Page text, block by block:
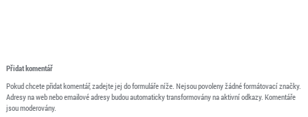
Přidat komentář
Pokud chcete přidat komentář, zadejte jej do formuláře níže. Nejsou povoleny žádné formátovací značky.
Adresy na web nebo emailové adresy budou automaticky transformovány na aktivní odkazy. Komentáře
jsou moderovány.